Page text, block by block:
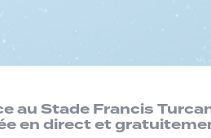
au Stade Francis
en direct et